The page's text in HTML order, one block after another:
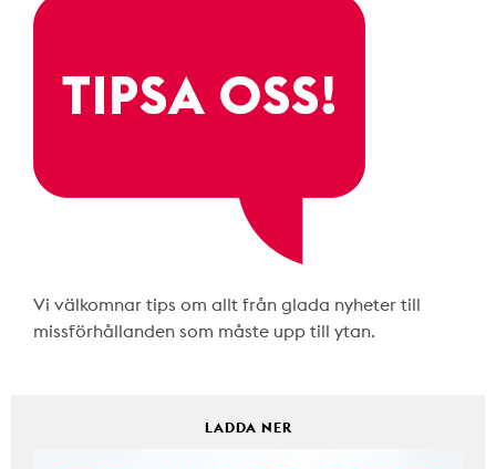
Vi välkomnar tips om allt från glada nyheter till
missförhållanden som måste upp till ytan.
LADDA NER